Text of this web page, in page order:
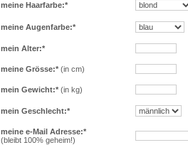
meine Haarfarbe:*
meine Augenfarbe:*
mein Alter:*
meine Grösse:*(in cm)
mein Gewicht:*(in kg)
mein Geschlecht:*
meine e-Mail Adresse:*
(bleibt 100% geheim!)